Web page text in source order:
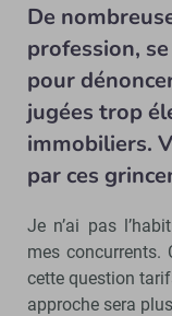
De
profession,
pour
jugées trop
immobiliers.
par ces
Je n’ai pas
mes concurrents.
cette question
approche sera